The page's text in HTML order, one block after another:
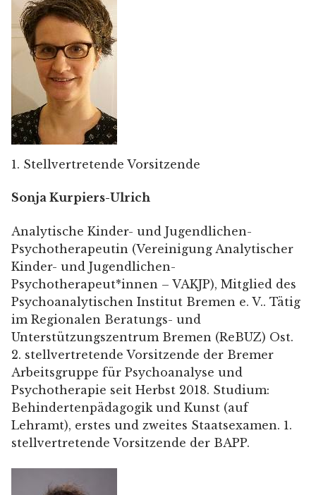
1. Stellvertretende Vorsitzende
Sonja Kurpiers-Ulrich
Analytische Kinder- und Jugendlichen-
Psychotherapeutin (Vereinigung Analytischer
Kinder- und Jugendlichen-
Psychotherapeut*innen – VAKJP), Mitglied des
Psychoanalytischen Institut Bremen e. V.. Tätig
im Regionalen Beratungs- und
Unterstützungszentrum Bremen (ReBUZ) Ost.
2. stellvertretende Vorsitzende der Bremer
Arbeitsgruppe für Psychoanalyse und
Psychotherapie seit Herbst 2018. Studium:
Behindertenpädagogik und Kunst (auf
Lehramt), erstes und zweites Staatsexamen. 1.
stellvertretende Vorsitzende der BAPP.